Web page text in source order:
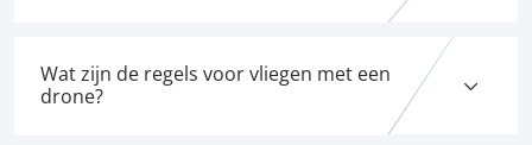
Wat zijn de regels voor vliegen met een
drone?